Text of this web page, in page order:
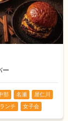
ー
部 名瀬
屋仁川
ランチ 女子会